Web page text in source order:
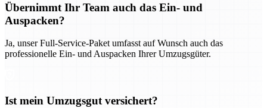
Übernimmt Ihr Team auch das Ein- und
Auspacken?
Ja, unser Full-Service-Paket umfasst auf Wunsch auch das
professionelle Ein- und Auspacken Ihrer Umzugsgüter.
Ist mein Umzugsgut versichert?